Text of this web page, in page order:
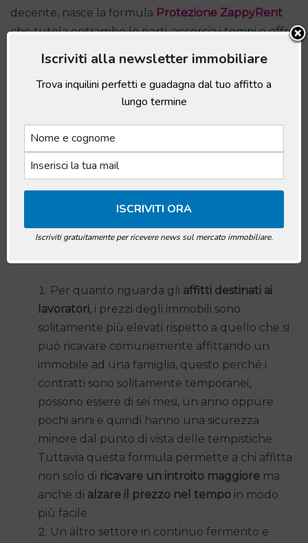
decente, nasce la formula Protezione ZappyRent
che tutela entrambe le parti, accorcia i tempi e offre
Widget not in any sidebars
Le altre due opzioni molto vantaggiose d’affitto per
chi acquista un immobile sono quella di rivolgersi al
mercato deilavoratori,sia stabili che pendolari, e di
rivolgersi al mercato deglistudenti.
si tratta di situazioni particolarmente vantaggiose da
un punto di vista economico.
Per quanto riguarda gli affitti destinati ai
lavoratori, i prezzi degli immobili sono
solitamente più elevati rispetto a quello che si
può ricavare comunemente affittando un
immobile ad una famiglia, questo perché i
contratti sono solitamente temporanei,
possono essere di sei mesi, un anno oppure
pochi anni e quindi hanno una sicurezza
minore dal punto di vista delle tempistiche.
Tuttavia questa formula permette a chi affitta
non solo di ricavare un introito maggiore ma
anche di alzare il prezzo nel tempo in modo
più facile.
Un altro settore in continuo fermento e
Iscriviti alla newsletter immobiliare
Trova inquilini perfetti e guadagna dal tuo affitto a
lungo termine
Iscriviti gratuitamente per ricevere news sul mercato immobiliare.